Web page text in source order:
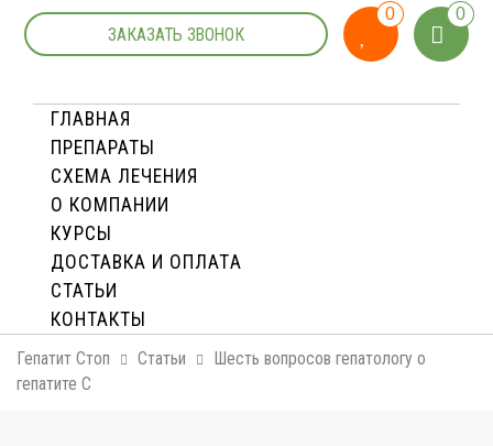
ЗАКАЗАТЬ ЗВОНОК
0 0
ГЛАВНАЯ
ПРЕПАРАТЫ
СХЕМА ЛЕЧЕНИЯ
О КОМПАНИИ
КУРСЫ
ДОСТАВКА И ОПЛАТA
СТАТЬИ
КОНТАКТЫ
Гепатит Стоп Статьи
Шесть вопросов гепатологу о
гепатите С